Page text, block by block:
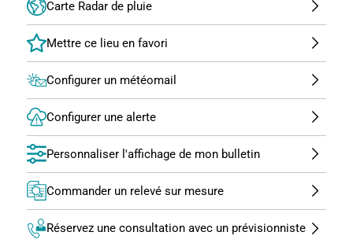
Carte Radar de pluie
Configurer un météomail
Configurer une alerte
Personnaliser l'affichage de mon bulletin
Commander un relevé sur mesure
Réservez une consultation avec un prévisionniste